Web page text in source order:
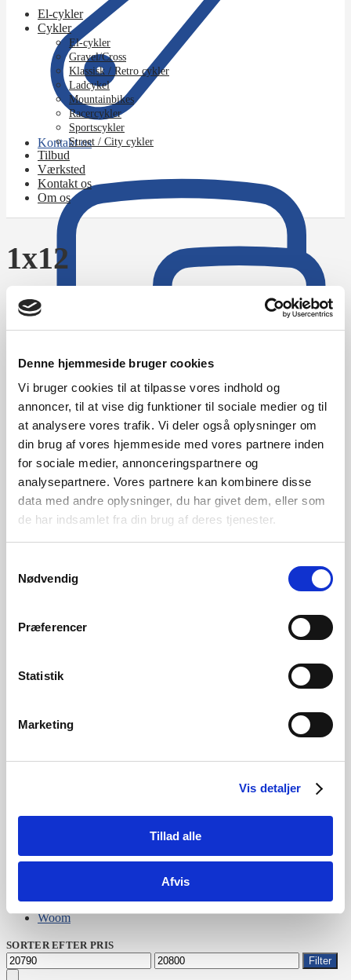
Denne hjemmeside bruger cookies
Vi bruger cookies til at tilpasse vores indhold og
annoncer, til at vise dig funktioner til sociale medier og til
at analysere vores trafik. Vi deler også oplysninger om
din brug af vores hjemmeside med vores partnere inden
for sociale medier, annonceringspartnere og
analysepartnere. Vores partnere kan kombinere disse
data med andre oplysninger, du har givet dem, eller som
de har indsamlet fra din brug af deres tjenester.
Nødvendig
Præferencer
Statistik
Marketing
Vis detaljer
Tillad alle
Afvis
Kontakt os
El-cykler
Cykler
El-cykler
Gravel/Cross
Klassisk / Retro cykler
Ladcykel
Mountainbikes
Racercykler
Sportscykler
Street / City cykler
Tilbud
Værksted
Kontakt os
Om os
1x12
Forside
Show Filters
-20%
Cannondale
Topstone Carbon
3 GRX
kr. 25.999
Den
var:
kr.20.799Den
Føj til ønskeliste
BRANDS
Centurion
Norden
Woom
SORTER EFTER PRIS
Mindste
pris
Højeste
pris
Filter